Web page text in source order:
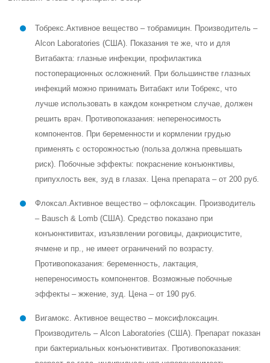
Тобрекс.Активное вещество – тобрамицин. Производитель –
Alcon Laboratories (США). Показания те же, что и для
Витабакта: глазные инфекции, профилактика
постоперационных осложнений. При большинстве глазных
инфекций можно принимать Витабакт или Тобрекс, что
лучше использовать в каждом конкретном случае, должен
решить врач. Противопоказания: непереносимость
компонентов. При беременности и кормлении грудью
применять с осторожностью (польза должна превышать
риск). Побочные эффекты: покраснение конъюнктивы,
припухлость век, зуд в глазах. Цена препарата – от 200 руб.
Флоксал.Активное вещество – офлоксацин. Производитель
– Bausch & Lomb (США). Средство показано при
конъюнктивитах, изъязвлении роговицы, дакриоцистите,
ячмене и пр., не имеет ограничений по возрасту.
Противопоказания: беременность, лактация,
непереносимость компонентов. Возможные побочные
эффекты – жжение, зуд. Цена – от 190 руб.
Вигамокс. Активное вещество – моксифлоксацин.
Производитель – Alcon Laboratories (США). Препарат показан
при бактериальных конъюнктивитах. Противопоказания: